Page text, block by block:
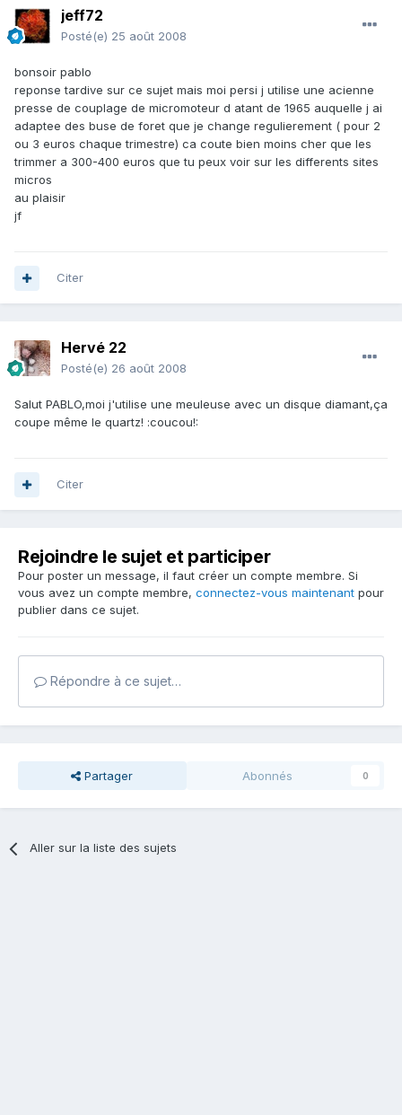
jeff72
Posté(e) 25 août 2008
bonsoir pablo
reponse tardive sur ce sujet mais moi persi j utilise une acienne
presse de couplage de micromoteur d atant de 1965 auquelle j ai
adaptee des buse de foret que je change regulierement ( pour 2
ou 3 euros chaque trimestre) ca coute bien moins cher que les
trimmer a 300-400 euros que tu peux voir sur les differents sites
micros
au plaisir
jf
Citer
Hervé 22
Posté(e) 26 août 2008
Salut PABLO,moi j'utilise une meuleuse avec un disque diamant,ça
coupe même le quartz! :coucou!:
Citer
Rejoindre le sujet et participer
Pour poster un message, il faut créer un compte membre. Si
vous avez un compte membre, connectez-vous maintenant pour
publier dans ce sujet.
Répondre à ce sujet…
Partager Abonnés 0
Aller sur la liste des sujets